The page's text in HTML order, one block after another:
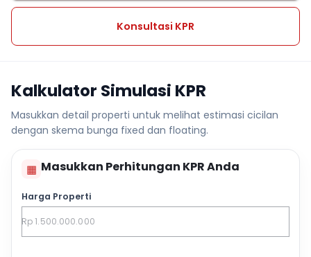
Konsultasi KPR
Kalkulator Simulasi KPR
Masukkan detail properti untuk melihat estimasi cicilan
dengan skema bunga fixed dan floating.
▦ Masukkan Perhitungan KPR Anda
Harga Properti